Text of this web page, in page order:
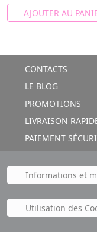
AJOUTER AU
CONTACTS
LE BLOG
PROMOTIONS
LIVRAISON
PAIEMENT
Informations et
Utilisation des